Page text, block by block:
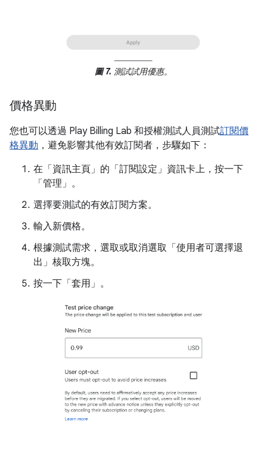
圖 7. 測試試用優惠。
價格異動
您也可以透過 Play Billing Lab 和授權測試人員測試訂閱價
格異動 ，避免影響其他有效訂閱者，步驟如下：
在「資訊主頁」 的「訂閱設定」 資訊卡上，按一下
「管理」 。
選擇要測試的有效訂閱方案。
輸入新價格。
根據測試需求，選取或取消選取「使用者可選擇退
出」 核取方塊。
按一下「套用」 。